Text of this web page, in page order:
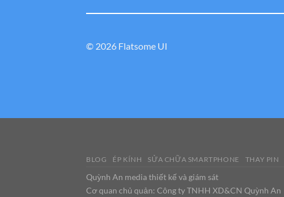
© 2026 Flatsome UI
BLOG ÉP KÍNH SỬA CHỮA SMARTPHONE THAY PIN
Quỳnh An media thiết kế và giám sát
Cơ quan chủ quản: Công ty TNHH XD&CN Quỳnh An